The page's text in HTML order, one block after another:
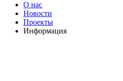
О нас
Новости
Проекты
Информация